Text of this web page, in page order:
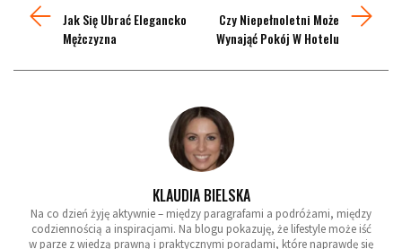
Jak Się Ubrać Elegancko
Mężczyzna
Czy Niepełnoletni Może
Wynająć Pokój W Hotelu
KLAUDIA BIELSKA
Na co dzień żyję aktywnie – między paragrafami a podróżami, między
codziennością a inspiracjami. Na blogu pokazuję, że lifestyle może iść
w parze z wiedzą prawną i praktycznymi poradami, które naprawdę się